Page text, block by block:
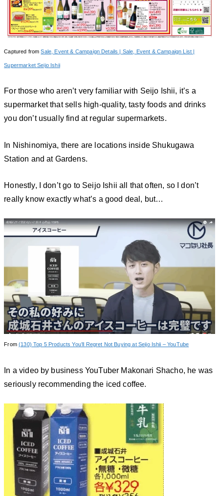
Captured fromSale, Event & Campaign Details | Sale, Event & Campaign List |
Supermarket Seijo Ishii
For those who aren’t very familiar with Seijo Ishii, it’s a
supermarket that sells high-quality, tasty foods and drinks
you don’t usually find at regular supermarkets.
In Nishinomiya, there are locations inside Shukugawa
Station and at Gardens.
Honestly, I don’t go to Seijo Ishii all that often, so I don’t
really know exactly what’s a good deal, but…
From(130) Top 5 Products You’ll Regret Not Buying at Seijo Ishii – YouTube
In a video by business YouTuber Makonari Shacho, he was
seriously recommending the iced coffee.